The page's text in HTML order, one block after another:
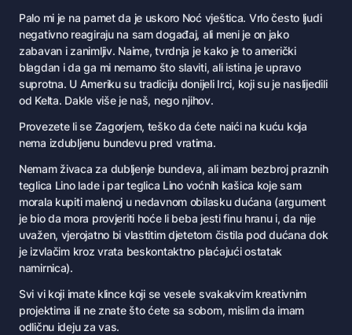
Palo mi je na pamet da je uskoro Noć vještica. Vrlo često ljudi
negativno reagiraju na sam događaj, ali meni je on jako
zabavan i zanimljiv. Naime, tvrdnja je kako je to američki
blagdan i da ga mi nemamo što slaviti, ali istina je upravo
suprotna. U Ameriku su tradiciju donijeli Irci, koji su je naslijedili
od Kelta. Dakle više je naš, nego njihov.
Provezete li se Zagorjem, teško da ćete naići na kuću koja
nema izdubljenu bundevu pred vratima.
Nemam živaca za dubljenje bundeva, ali imam bezbroj praznih
teglica Lino lade i par teglica Lino voćnih kašica koje sam
morala kupiti malenoj u nedavnom obilasku dućana (argument
je bio da mora provjeriti hoće li beba jesti finu hranu i, da nije
uvažen, vjerojatno bi vlastitim djetetom čistila pod dućana dok
je izvlačim kroz vrata beskontaktno plaćajući ostatak
namirnica).
Svi vi koji imate klince koji se vesele svakakvim kreativnim
projektima ili ne znate što ćete sa sobom, mislim da imam
odličnu ideju za vas.